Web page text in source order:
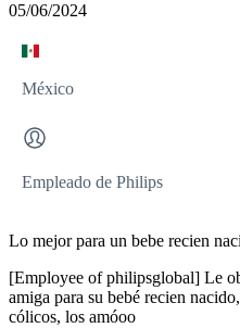
05/06/2024
México
Empleado de Philips
Lo mejor para un bebe recien
[Employee of philipsglobal] Le
amiga para su bebé recien
cólicos, los amóoo